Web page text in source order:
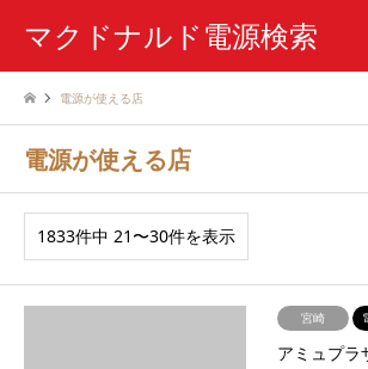
マクドナルド電源検索
電源が使える店
電源が使える店
1833件中 21〜30件を表示
宮崎
アミュプラ